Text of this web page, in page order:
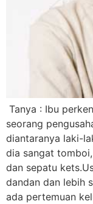
Tanya : Ibu
seorang
diantaranya laki-
dia sangat
dan sepatu
dandan dan lebih
ada pertemuan